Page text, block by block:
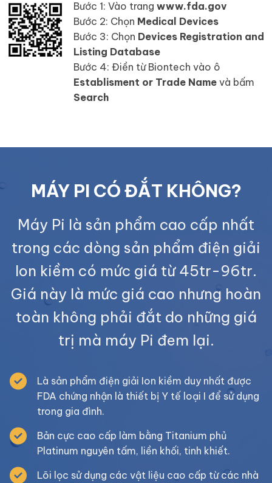
Bước 1: Vào trang www.fda.gov
Bước 2: Chọn Medical Devices
Bước 3: Chọn Devices Registration and
Listing Database
Bước 4: Điền từ Biontech vào ô
Establisment or Trade Namevà bấm
Search
MÁY PI CÓ ĐẮT KHÔNG?
Máy Pi là sản phẩm cao cấp nhất
trong các dòng sản phẩm điện giải
Ion kiềm có mức giá từ 45tr-96tr.
Giá này là mức giá cao nhưng hoàn
toàn không phải đắt do những giá
trị mà máy Pi đem lại.
Là sản phẩm điện giải Ion kiềm duy nhất được
FDA chứng nhận là thiết bị Y tế loại I để sử dụng
trong gia đình.
Bản cực cao cấp làm bằng Titanium phủ
Platinum nguyên tấm, liền khối, tinh khiết.
Lõi lọc sử dụng các vật liệu cao cấp từ các nhà